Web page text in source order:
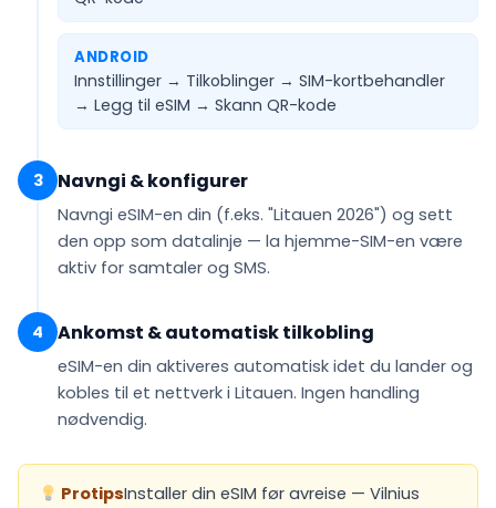
ANDROID
Innstillinger → Tilkoblinger → SIM-kortbehandler
→ Legg til eSIM → Skann QR-kode
3 Navngi & konfigurer
Navngi eSIM-en din (f.eks. "Litauen 2026") og sett
den opp som datalinje — la hjemme-SIM-en være
aktiv for samtaler og SMS.
4 Ankomst & automatisk tilkobling
eSIM-en din aktiveres automatisk idet du lander og
kobles til et nettverk i Litauen. Ingen handling
nødvendig.
ProtipsInstaller din eSIM før avreise — Vilnius